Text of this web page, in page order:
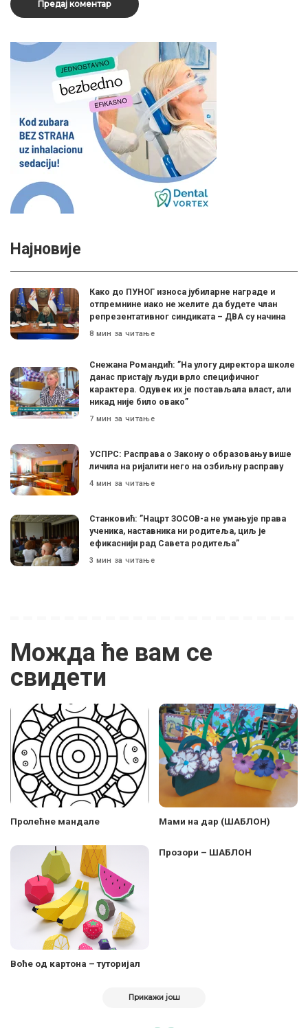
Најновије
Како до ПУНОГ износа јубиларне награде и
отпремнине иако не желите да будете члан
репрезентативног синдиката – ДВА су начина
8 мин за читање
Снежана Романдић: ”На улогу директора школе
данас пристају људи врло специфичног
карактера. Одувек их је постављала власт, али
никад није било овако”
7 мин за читање
УСПРС: Расправа о Закону о образовању више
личила на ријалити него на озбиљну расправу
4 мин за читање
Станковић: ”Нацрт ЗОСОВ-а не умањује права
ученика, наставника ни родитеља, циљ је
ефикаснији рад Савета родитеља”
3 мин за читање
Можда ће вам се
свидети
Пролећне мандале Мами на дар (ШАБЛОН)
Воће од картона – туторијал
Прозори – ШАБЛОН
Прикажи још